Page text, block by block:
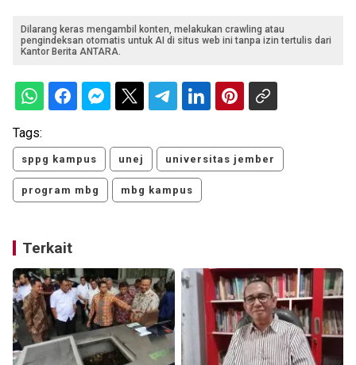
Dilarang keras mengambil konten, melakukan crawling atau
pengindeksan otomatis untuk AI di situs web ini tanpa izin tertulis dari
Kantor Berita ANTARA.
Tags:
sppg kampus unej universitas jember
program mbg mbg kampus
Terkait